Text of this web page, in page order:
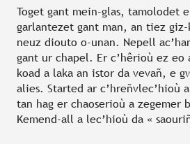
Toget gant mein-glas, tamolodet
garlantezet gant man, an tiez giz-
neuz diouto o-unan. Nepell
gant ur chapel. Er c’hêrioù ez eo
koad a laka an istor da vevañ, e
alies. Started ar c’hreñvlec’hioù
tan hag er chaoserioù a zegemer
Kemend-all a lec’hioù da «